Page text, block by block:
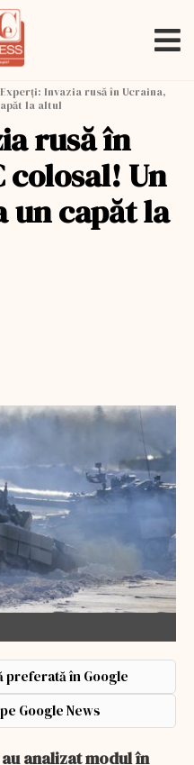
Experţi: Invazia rusă în Ucraina,
la altul
rusă în
colosal! Un
un capăt la
preferată în Google
Google News
analizat modul în